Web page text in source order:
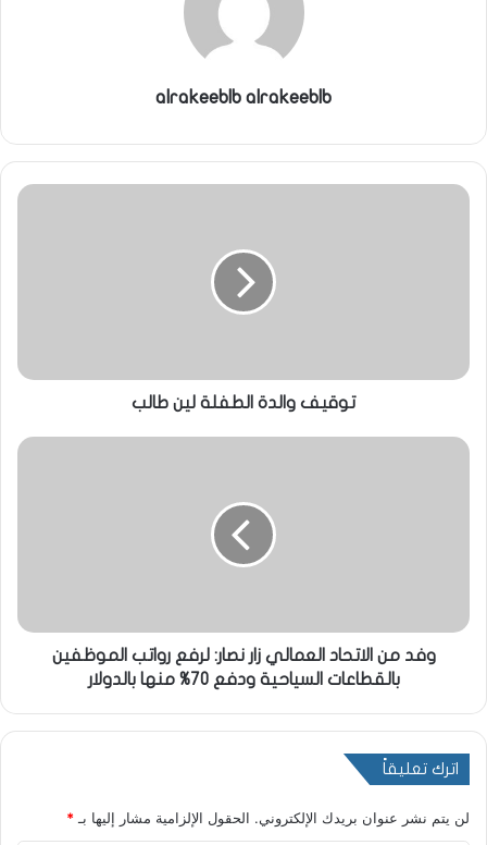
alrakeeblb alrakeeblb
توقيف والدة الطفلة لين طالب
وفد من الاتحاد العمالي زار نصار: لرفع رواتب الموظفين
بالقطاعات السياحية ودفع 70% منها بالدولار
اترك تعليقاً
لن يتم نشر عنوان بريدك الإلكتروني. الحقول الإلزامية مشار إليها بـ*